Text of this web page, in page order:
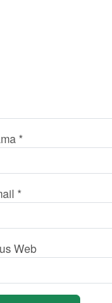
*
*
Web